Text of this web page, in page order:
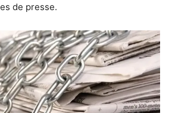
de presse.